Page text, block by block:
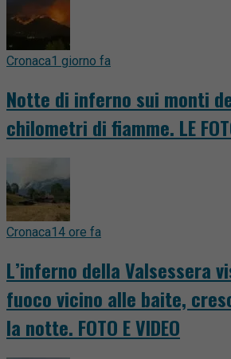
Cronaca1 giorno fa
Notte di inferno sui monti
chilometri di fiamme. LE
Cronaca14 ore fa
L’inferno della Valsessera
fuoco vicino alle baite,
la notte. FOTO E VIDEO